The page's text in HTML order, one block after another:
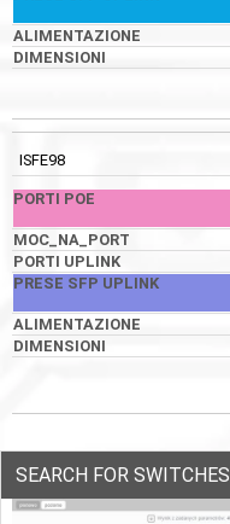
ISFE98
SEARCH FOR SWITCHES